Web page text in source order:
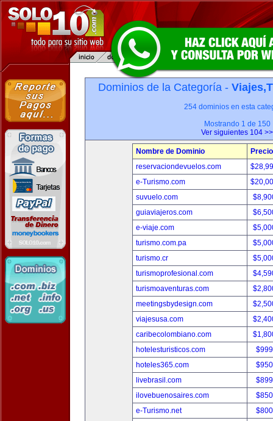
Dominios de la Categoría -
254 dominios en esta
Mostrando 1 de 150
Ver siguientes 104 >>
Nombre de Dominio
Precio
reservaciondevuelos.com
e-Turismo.com
suvuelo.com
guiaviajeros.com
e-viaje.com
turismo.com.pa
turismo.cr
turismoprofesional.com
turismoaventuras.com
meetingsbydesign.com
viajesusa.com
caribecolombiano.com
hotelesturisticos.com
hoteles365.com
livebrasil.com
ilovebuenosaires.com
e-Turismo.net